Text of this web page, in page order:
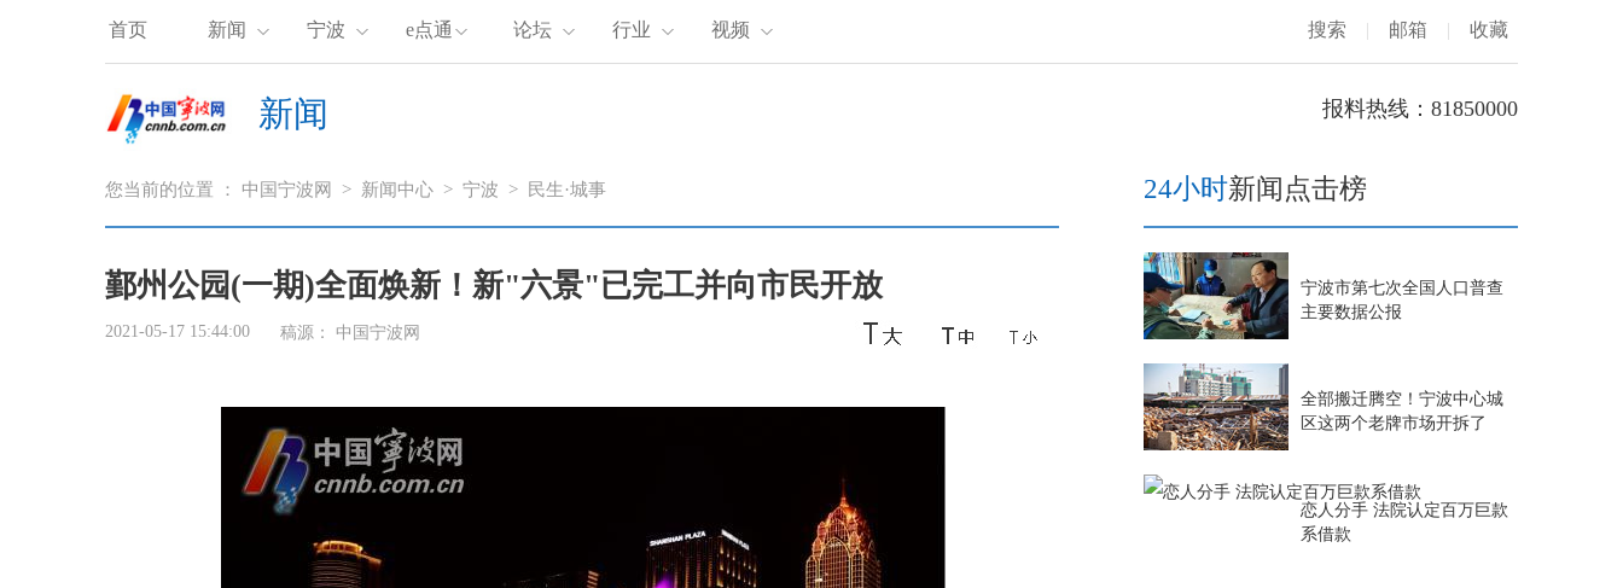
首页 新闻 宁波 e点通 论坛 行业 视频 搜索 | 邮箱 | 收藏
新闻 报料热线：81850000
您当前的位置 ： 中国宁波网 > 新闻中心 > 宁波 > 民生·城事
鄞州公园(一期)全面焕新！新"六景"已完工并向市民开放
2021-05-17 15:44:00 稿源： 中国宁波网
24小时新闻点击榜
宁波市第七次全国人口普查
主要数据公报
全部搬迁腾空！宁波中心城
区这两个老牌市场开拆了
恋人分手 法院认定百万巨款
系借款